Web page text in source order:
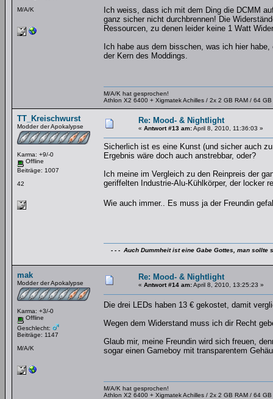
M/A/K
Ich weiss, dass ich mit dem Ding die DCMM
ganz sicher nicht durchbrennen! Die
Ressourcen, zu denen leider keine 1 Watt
Ich habe aus dem bisschen, was ich hier
der Kern des Moddings.
M/A/K hat gesprochen!
Athlon X2 6400 + Xigmatek Achilles / 2x 2 GB RAM / 64 GB
TT_Kreischwurst
Modder der Apokalypse
Karma: +9/-0
Offline
Beiträge: 1007
42
Re: Mood- & Nightlight
« Antwort #13 am:April 8, 2010, 11:36:03 »
Sicherlich ist es eine Kunst (und sicher auch
Ergebnis wäre doch auch anstrebbar, oder?
Ich meine im Vergleich zu den Reinpreis der
geriffelten Industrie-Alu-Kühlkörper, der locker
Wie auch immer.. Es muss ja der Freundin
- - - Auch Dummheit ist eine Gabe Gottes, man sollte
mak
Modder der Apokalypse
Karma: +3/-0
Offline
Geschlecht:
Beiträge: 1147
M/A/K
Re: Mood- & Nightlight
« Antwort #14 am:April 8, 2010, 13:25:23 »
Die drei LEDs haben 13 € gekostet, damit
Wegen dem Widerstand muss ich dir Recht
Glaub mir, meine Freundin wird sich freuen,
sogar einen Gameboy mit transparentem
M/A/K hat gesprochen!
Athlon X2 6400 + Xigmatek Achilles / 2x 2 GB RAM / 64 GB